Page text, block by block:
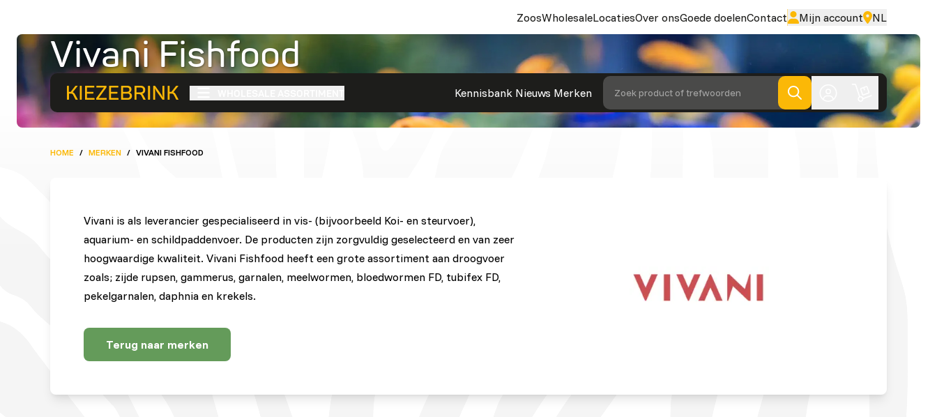
ZoosWholesaleLocatiesOver onsGoede doelenContact Mijn account NL
Kennisbank Nieuws Merken Zoek product of trefwoorden
Vivani Fishfood
Specialistische voeding voor aquariums
HOME / MERKEN / VIVANI FISHFOOD
Vivani is als leverancier gespecialiseerd in vis- (bijvoorbeeld Koi- en steurvoer),
aquarium- en schildpaddenvoer. De producten zijn zorgvuldig geselecteerd en van zeer
hoogwaardige kwaliteit. Vivani Fishfood heeft een grote assortiment aan droogvoer
zoals; zijde rupsen, gammerus, garnalen, meelwormen, bloedwormen FD, tubifex FD,
pekelgarnalen, daphnia en krekels.
Terug naar merken